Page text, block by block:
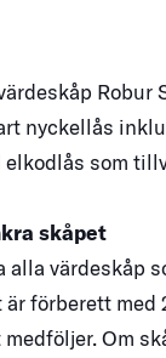
Robur
nyckellås
elkodlås som
skåpet
alla värdeskåp
är förberett med
Om